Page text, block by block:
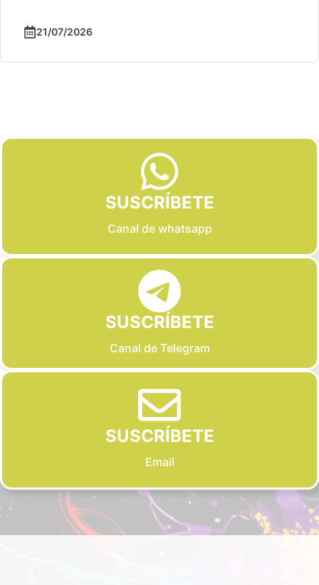
21/07/2026
SUSCRÍBETE
Canal de whatsapp
SUSCRÍBETE
Canal de Telegram
SUSCRÍBETE
Email